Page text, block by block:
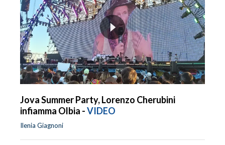
Jova Summer Party, Lorenzo Cherubini
infiamma Olbia -VIDEO
Ilenia Giagnoni